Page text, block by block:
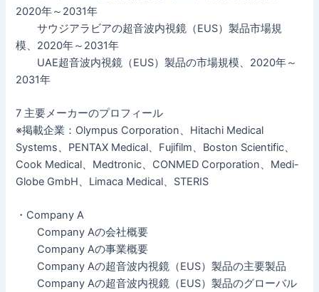
2020年～2031年
サウジアラビアの超音波内視鏡（EUS）製品市場規
模、2020年～2031年
UAE超音波内視鏡（EUS）製品の市場規模、2020年～
2031年
7 主要メーカーのプロフィール
※掲載企業：Olympus Corporation、Hitachi Medical
Systems、PENTAX Medical、Fujifilm、Boston Scientific、
Cook Medical、Medtronic、CONMED Corporation、Medi-
Globe GmbH、Limaca Medical、STERIS
・Company A
Company Aの会社概要
Company Aの事業概要
Company Aの超音波内視鏡（EUS）製品の主要製品
Company Aの超音波内視鏡（EUS）製品のグローバル